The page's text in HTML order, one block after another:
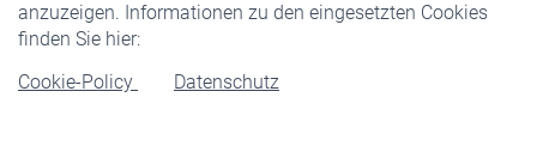
anzuzeigen. Informationen zu den eingesetzten Cookies
finden Sie hier:
Cookie-Policy
Datenschutz
Rentner
Rentenbeginn
Rente beantragen